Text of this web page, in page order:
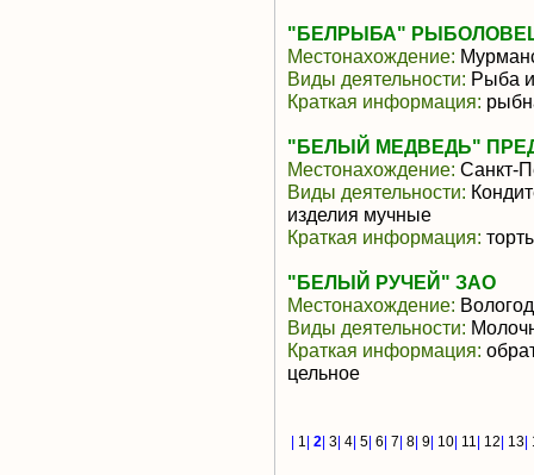
"БЕЛРЫБА"
Местонахождение:
Виды деятельности: Рыба
Краткая информация:
"БЕЛЫЙ МЕДВЕДЬ"
Местонахождение: Санкт-
Виды деятельности:
изделия мучные
Краткая информация:
"БЕЛЫЙ РУЧЕЙ" ЗАО
Местонахождение:
Виды деятельности:
Краткая информация:
цельное
1 2 3 4 5 6 7 8 9 10 11 12 13